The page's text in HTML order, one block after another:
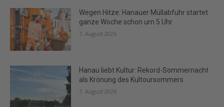
Wegen Hitze: Hanauer Müllabfuhr startet
ganze Woche schon um 5 Uhr
7. August 2026
Hanau liebt Kultur: Rekord-Sommernacht
als Krönung des Kultoursommers
7. August 2026